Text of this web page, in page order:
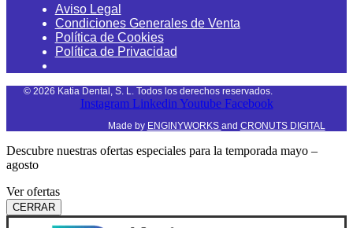
Aviso Legal
Condiciones Generales de Venta
Política de Cookies
Política de Privacidad
© 2026 Katia Dental, S. L. Todos los derechos reservados.
Instagram Linkedin Youtube Facebook
Made by ENGINYWORKS and CRONUTS DIGITAL
Descubre nuestras ofertas especiales para la temporada mayo –
agosto
Ver ofertas
CERRAR